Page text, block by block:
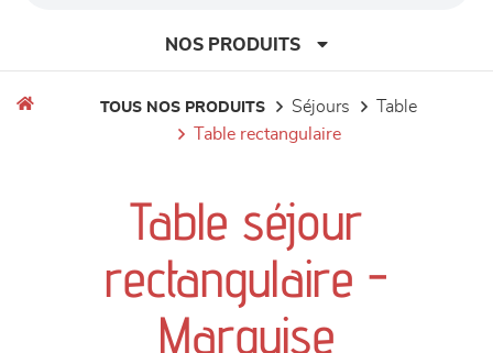
NOS PRODUITS
meubles de complément
chambres et dressing
TOUS NOS PRODUITS séjours
table
table rectangulaire
Table séjour
rectangulaire -
Marquise